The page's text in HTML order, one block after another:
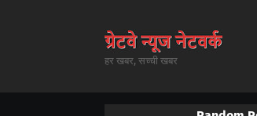
हर खबर, सच्ची खबर